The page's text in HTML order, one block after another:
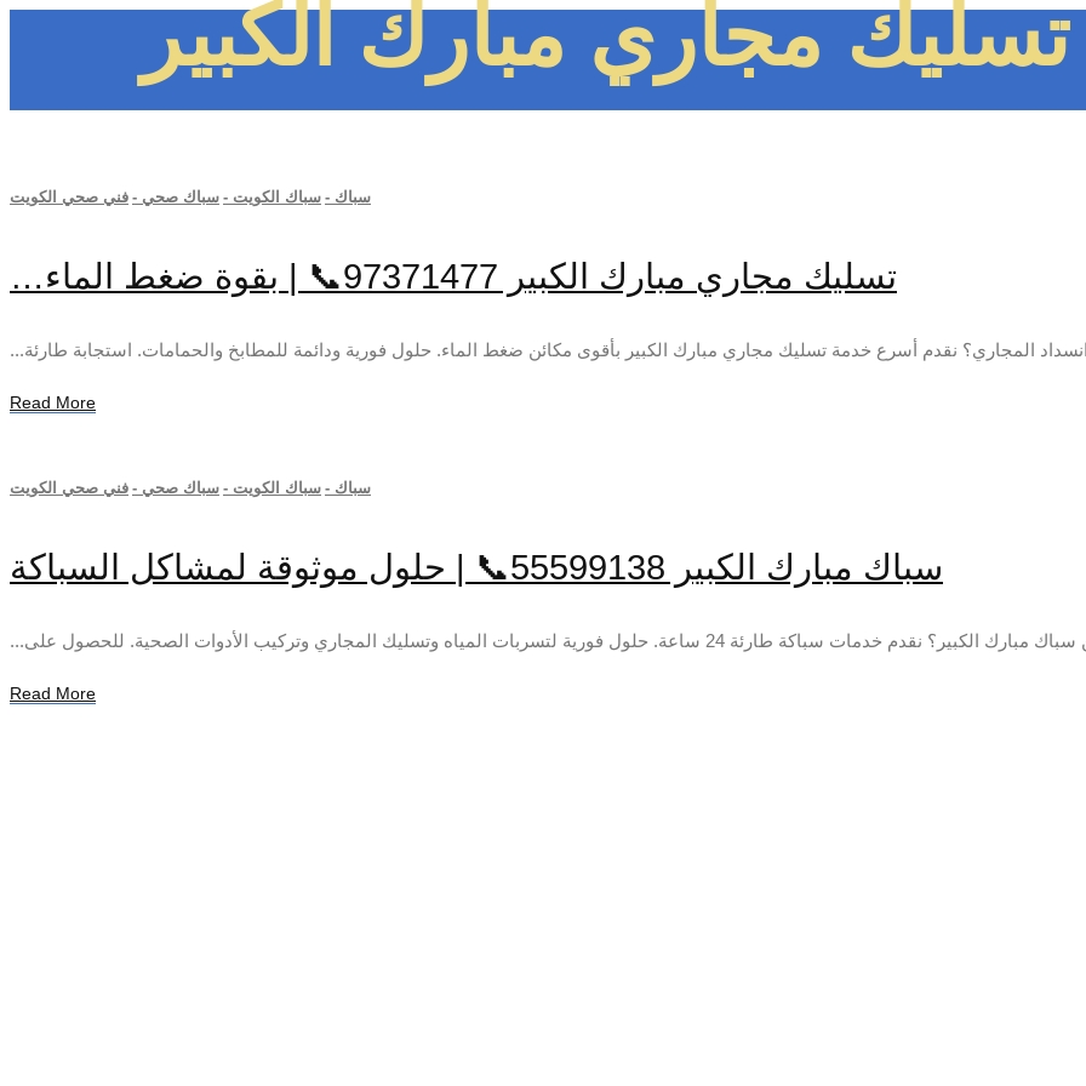
تسليك مجاري مبارك الكبير
سباك - سباك الكويت - سباك صحي - فني صحي الكويت
تسليك مجاري مبارك الكبير 97371477📞 | بقوة ضغط الماء…
المجاري؟ نقدم أسرع خدمة تسليك مجاري مبارك الكبير بأقوى مكائن ضغط الماء. حلول فورية ودائمة للمطابخ والحمامات. استجابة طارئة...
Read More
سباك - سباك الكويت - سباك صحي - فني صحي الكويت
سباك مبارك الكبير 55599138📞 | حلول موثوقة لمشاكل السباكة
خدمات سباكة طارئة 24 ساعة. حلول فورية لتسربات المياه وتسليك المجاري وتركيب الأدوات الصحية. للحصول على...
Read More